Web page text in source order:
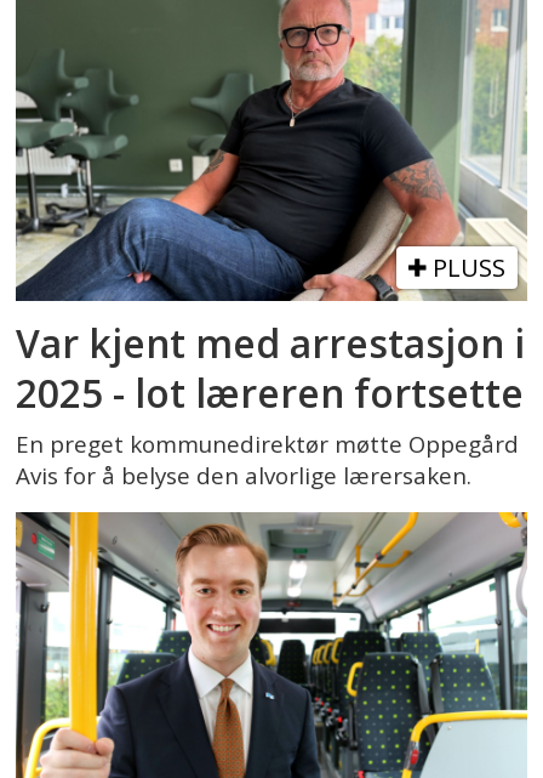
PLUSS
Var kjent med arrestasjon i
2025 - lot læreren fortsette
En preget kommunedirektør møtte Oppegård
Avis for å belyse den alvorlige lærersaken.